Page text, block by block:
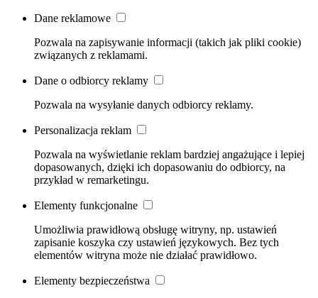
Dane reklamowe
Pozwala na zapisywanie informacji (takich jak pliki cookie)
związanych z reklamami.
Dane o odbiorcy reklamy
Pozwala na wysyłanie danych odbiorcy reklamy.
Personalizacja reklam
Pozwala na wyświetlanie reklam bardziej angażujące i lepiej
dopasowanych, dzięki ich dopasowaniu do odbiorcy, na
przykład w remarketingu.
Elementy funkcjonalne
Umożliwia prawidłową obsługę witryny, np. ustawień
zapisanie koszyka czy ustawień językowych. Bez tych
elementów witryna może nie działać prawidłowo.
Elementy bezpieczeństwa